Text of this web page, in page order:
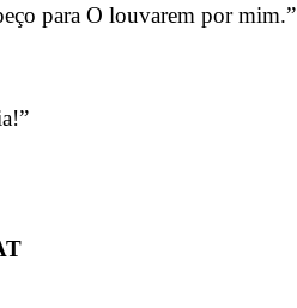
para O louvarem por mim.”